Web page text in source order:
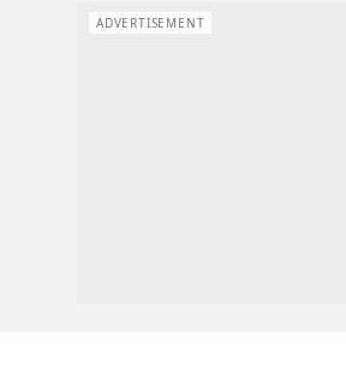
ADVERTISEMENT